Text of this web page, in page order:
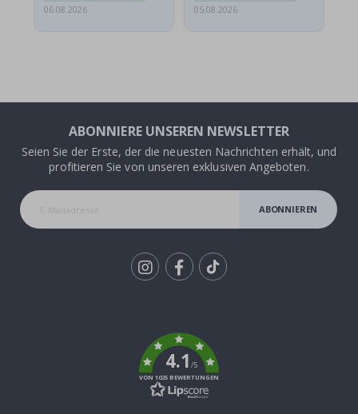
06.08.2026
05.08.2026
ABONNIERE UNSEREN NEWSLETTER
Seien Sie der Erste, der die neuesten Nachrichten erhält, und
profitieren Sie von unseren exklusiven Angeboten.
ABONNIEREN
4.1/5
VON 1025 BEWERTUNGEN